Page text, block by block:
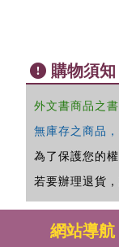
購物須知
外文書商品之
無庫存之商品
為了保護您的
若要辦理退貨
網站導航